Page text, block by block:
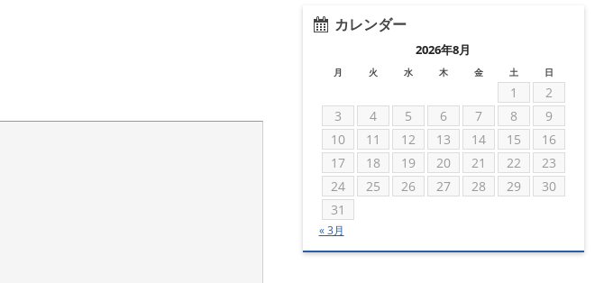
カレンダー
2026年8月
月 火 水 木 金 土 日
1
2
3
4 5 6 7 8
9
10
11 12 13 14 15
16
17
18 19 20 21 22
23
24
25 26 27 28 29
30
31
« 3月